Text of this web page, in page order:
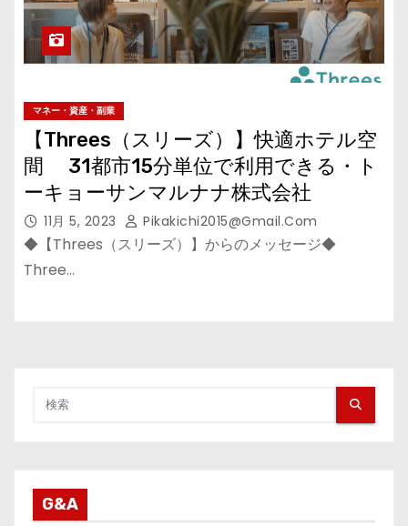
マネー・資産・副業
【Threes（スリーズ）】快適ホテル空
間 31都市15分単位で利用できる・ト
ーキョーサンマルナナ株式会社
11月 5, 2023 Pikakichi2015@gmail.com
◆【Threes（スリーズ）】からのメッセージ◆
Three…
G&A